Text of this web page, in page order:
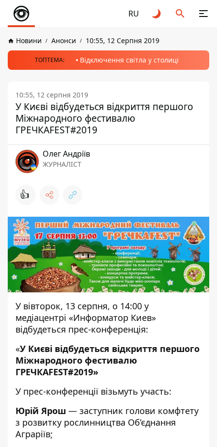
RU
Новини Анонси 10:55, 12 Серпня 2019
ТОПТЕМА: Відключення світла у столиці
10:55, 12 серпня 2019
У Києві відбудеться відкриття першого
Міжнародного фестивалю
ГРЕЧКАFEST#2019
Олег Андріїв
ЖУРНАЛІСТ
👍
У вівторок, 13 серпня, о 14:00 у
медіацентрі «Информатор Киев»
відбудеться прес-конференція:
«У Києві відбудеться відкриття першого
Міжнародного фестивалю
ГРЕЧКАFEST#2019»
У прес-конференції візьмуть участь:
Юрій Ярош — заступник голови комфтету
з розвитку рослинництва Об’єднання
Аграріїв;